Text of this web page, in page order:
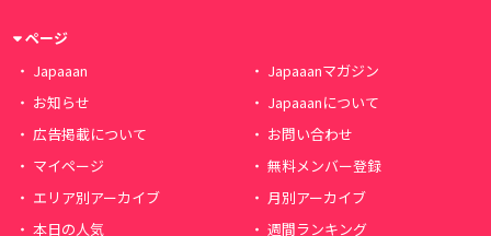
ページ
Japaaan
Japaaanマガジン
お知らせ
Japaaanについて
広告掲載について
お問い合わせ
マイページ
無料メンバー登録
エリア別アーカイブ
月別アーカイブ
本日の人気
週間ランキング